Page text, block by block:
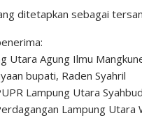
ditetapkan sebagai
Utara Agung Ilmu
bupati, Raden Syahril
Lampung Utara
Lampung Utara